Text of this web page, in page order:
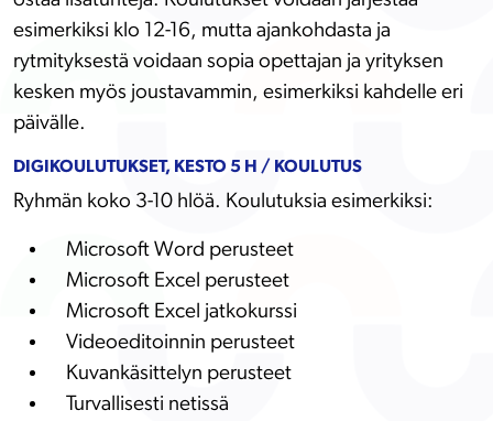
esimerkiksi klo 12-16, mutta ajankohdasta ja
rytmityksestä voidaan sopia opettajan ja yrityksen
kesken myös joustavammin, esimerkiksi kahdelle eri
päivälle.
DIGIKOULUTUKSET, KESTO 5 H / KOULUTUS
Ryhmän koko 3-10 hlöä. Koulutuksia esimerkiksi:
Microsoft Word perusteet
Microsoft Excel perusteet
Microsoft Excel jatkokurssi
Videoeditoinnin perusteet
Kuvankäsittelyn perusteet
Turvallisesti netissä